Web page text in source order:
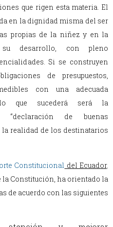
que rigen esta materia. El
en la dignidad misma del ser
propias de la niñez y en la
desarrollo, con pleno
Si se construyen
de presupuestos,
con una adecuada
que sucederá será la
“declaración de buenas
la realidad de los destinatarios
Constitucional del Ecuador,
Constitución, ha orientado la
de acuerdo con las siguientes